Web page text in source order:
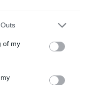
one or more Google
You may click to
its third-party tags to
in below Google
of my